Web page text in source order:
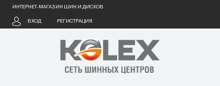
ИНТЕРНЕТ-МАГАЗИН ШИН И ДИСКОВ
ВХОД РЕГИСТРАЦИЯ